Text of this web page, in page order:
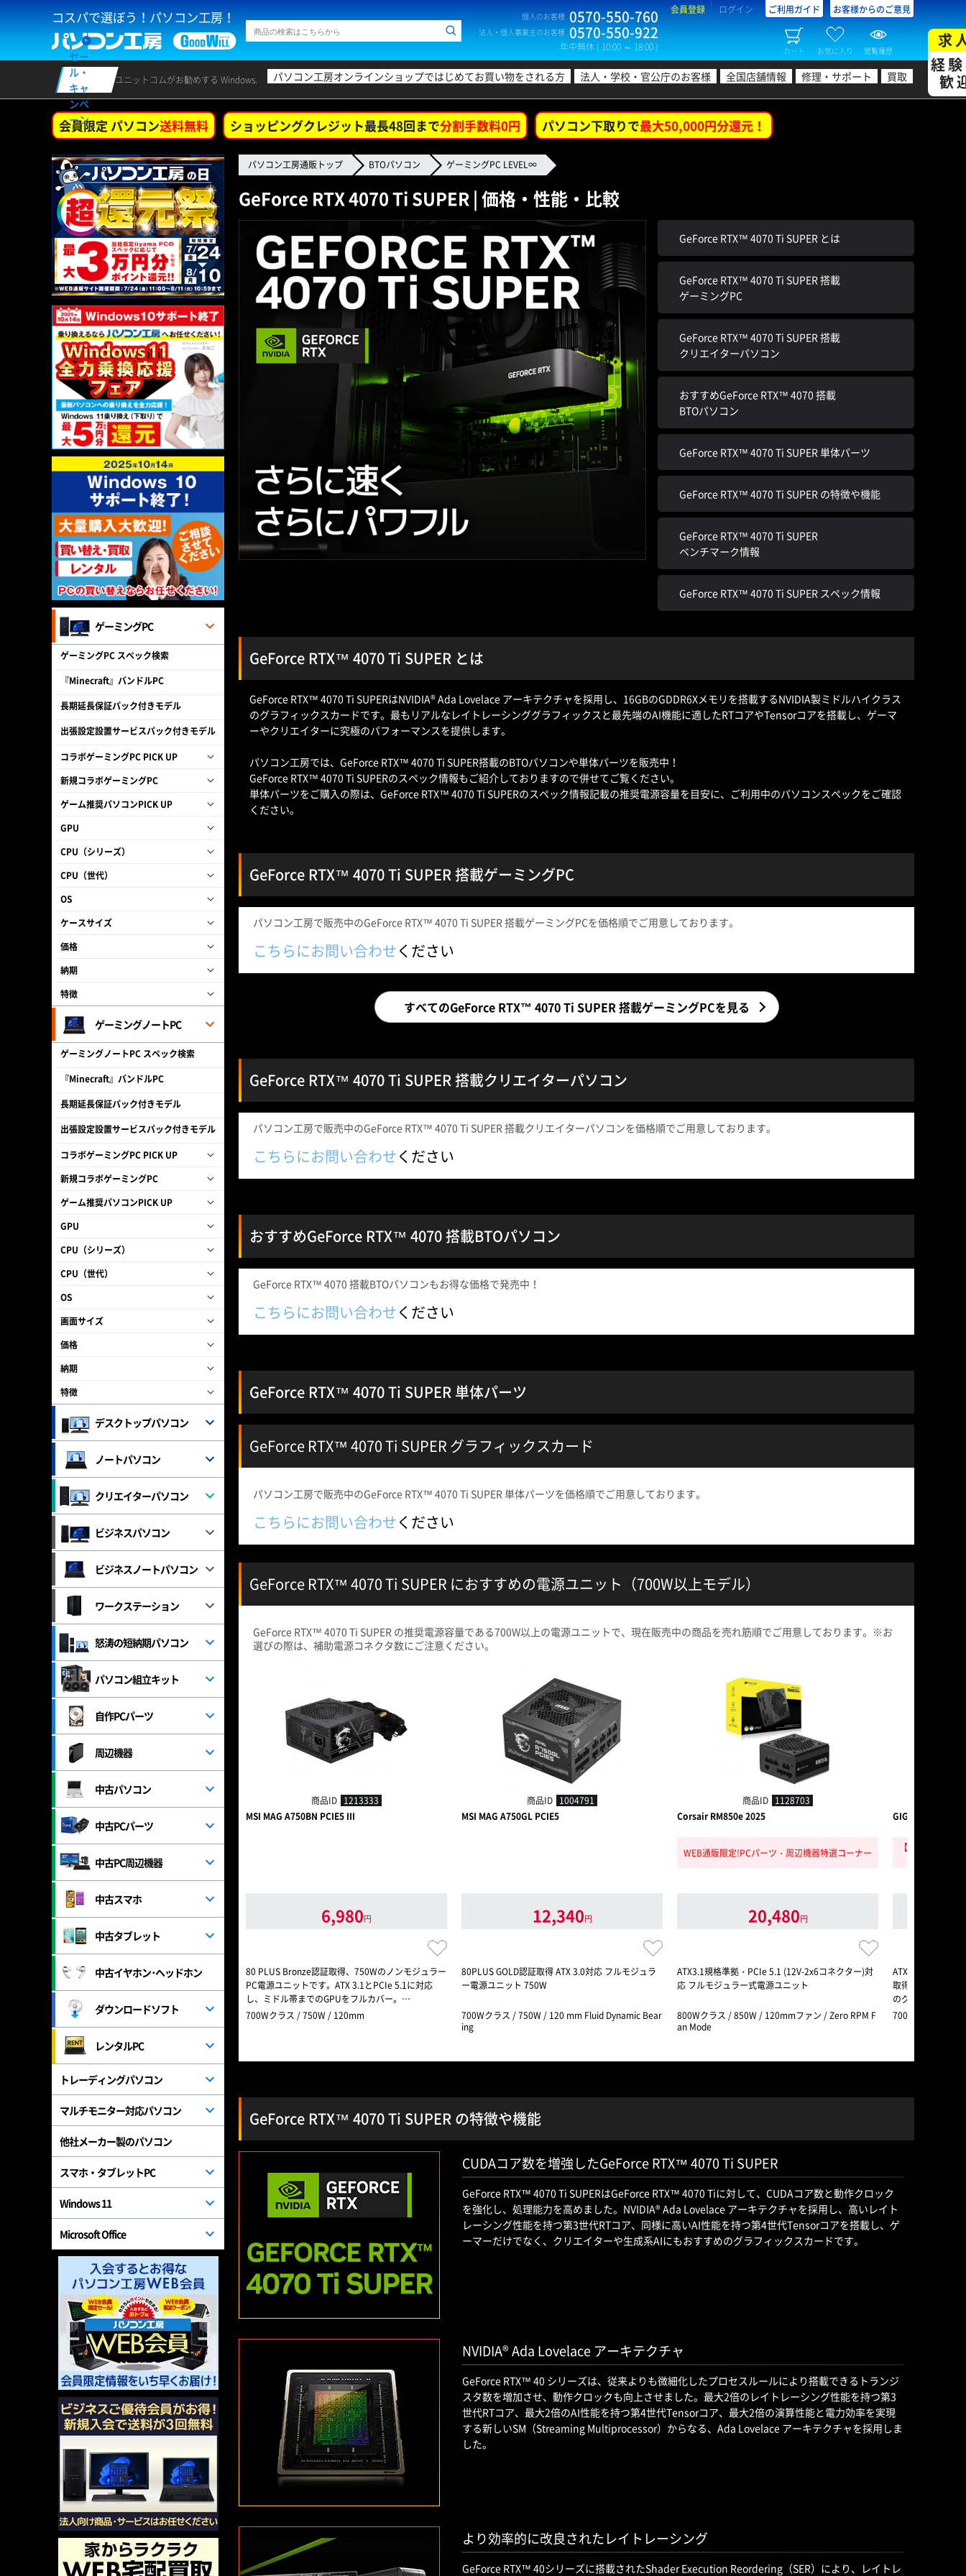
コスパで選ぼう！パソコン工房！ 個人のお客様 0570-550-760
法人・個人事業主のお客様 0570-550-922
年中無休 ( 10:00 ～ 18:00 )
会員登録 ログイン ご利用ガイド お客様からのご意見
カート お気に入り 閲覧履歴
セー
ル・
キャ
ンペ
ーン
ユニットコムがお勧めする Windows. パソコン工房オンラインショップではじめてお買い物をされる方 法人・学校・官公庁のお客様 全国店舗情報 修理・サポート 買取
求
経
歓
会員限定 パソコン送料無料 ショッピングクレジット最長48回まで分割手数料0円 パソコン下取りで最大50,000円分還元！
パソコン工房通販トップ BTOパソコン ゲーミングPC LEVEL∞
GeForce RTX 4070 Ti SUPER | 価格・性能・比較
GeForce RTX™ 4070 Ti SUPER とは
GeForce RTX™ 4070 Ti SUPER 搭載
ゲーミングPC
GeForce RTX™ 4070 Ti SUPER 搭載
クリエイターパソコン
おすすめGeForce RTX™ 4070 搭載
BTOパソコン
GeForce RTX™ 4070 Ti SUPER 単体パーツ
GeForce RTX™ 4070 Ti SUPER の特徴や機能
GeForce RTX™ 4070 Ti SUPER
ベンチマーク情報
GeForce RTX™ 4070 Ti SUPER スペック情報
GeForce RTX™ 4070 Ti SUPER とは
GeForce RTX™ 4070 Ti SUPERはNVIDIA® Ada Lovelace アーキテクチャを採用し、16GBのGDDR6Xメモリを搭載するNVIDIA製ミドルハイクラス
のグラフィックスカードです。最もリアルなレイトレーシンググラフィックスと最先端のAI機能に適したRTコアやTensorコアを搭載し、ゲーマ
ーやクリエイターに究極のパフォーマンスを提供します。
パソコン工房では、GeForce RTX™ 4070 Ti SUPER搭載のBTOパソコンや単体パーツを販売中！
GeForce RTX™ 4070 Ti SUPERのスペック情報もご紹介しておりますので併せてご覧ください。
単体パーツをご購入の際は、GeForce RTX™ 4070 Ti SUPERのスペック情報記載の推奨電源容量を目安に、ご利用中のパソコンスペックをご確認
ください。
GeForce RTX™ 4070 Ti SUPER 搭載ゲーミングPC
パソコン工房で販売中のGeForce RTX™ 4070 Ti SUPER 搭載ゲーミングPCを価格順でご用意しております。
こちらにお問い合わせください
すべてのGeForce RTX™ 4070 Ti SUPER 搭載ゲーミングPCを見る
GeForce RTX™ 4070 Ti SUPER 搭載クリエイターパソコン
パソコン工房で販売中のGeForce RTX™ 4070 Ti SUPER 搭載クリエイターパソコンを価格順でご用意しております。
こちらにお問い合わせください
おすすめGeForce RTX™ 4070 搭載BTOパソコン
GeForce RTX™ 4070 搭載BTOパソコンもお得な価格で発売中！
こちらにお問い合わせください
GeForce RTX™ 4070 Ti SUPER 単体パーツ
GeForce RTX™ 4070 Ti SUPER グラフィックスカード
パソコン工房で販売中のGeForce RTX™ 4070 Ti SUPER 単体パーツを価格順でご用意しております。
こちらにお問い合わせください
GeForce RTX™ 4070 Ti SUPER におすすめの電源ユニット（700W以上モデル）
GeForce RTX™ 4070 Ti SUPER の推奨電源容量である700W以上の電源ユニットで、現在販売中の商品を売れ筋順でご用意しております。※お
選びの際は、補助電源コネクタ数にご注意ください。
商品ID 1213333
MSI MAG A750BN PCIE5 III
6,980円
80 PLUS Bronze認証取得、750Wのノンモジュラー
PC電源ユニットです。ATX 3.1とPCIe 5.1に対応
し、ミドル帯までのGPUをフルカバー。…
700Wクラス / 750W / 120mm
商品ID 1004791
MSI MAG A750GL PCIE5
12,340円
80PLUS GOLD認証取得 ATX 3.0対応 フルモジュラ
ー電源ユニット 750W
700Wクラス / 750W / 120 mm Fluid Dynamic Bear
ing
商品ID 1128703
Corsair RM850e 2025
WEB通販限定!PCパーツ・周辺機器特選コーナー
20,480円
ATX3.1規格準拠・PCIe 5.1 (12V-2x6コネクター)対
応 フルモジュラー式電源ユニット
800Wクラス / 850W / 120mmファン / Zero RPM F
an Mode
GIGABYTE
【WEB会員限
ATX 3.1および
取得した750Wの
のグラフィック
700Wクラス /
GeForce RTX™ 4070 Ti SUPER の特徴や機能
CUDAコア数を増強したGeForce RTX™ 4070 Ti SUPER
GeForce RTX™ 4070 Ti SUPERはGeForce RTX™ 4070 Tiに対して、CUDAコア数と動作クロック
を強化し、処理能力を高めました。NVIDIA® Ada Lovelace アーキテクチャを採用し、高いレイト
レーシング性能を持つ第3世代RTコア、同様に高いAI性能を持つ第4世代Tensorコアを搭載し、ゲ
ーマーだけでなく、クリエイターや生成系AIにもおすすめのグラフィックスカードです。
NVIDIA® Ada Lovelace アーキテクチャ
GeForce RTX™ 40 シリーズは、従来よりも微細化したプロセスルールにより搭載できるトランジ
スタ数を増加させ、動作クロックも向上させました。最大2倍のレイトレーシング性能を持つ第3
世代RTコア、最大2倍のAI性能を持つ第4世代Tensorコア、最大2倍の演算性能と電力効率を実現
する新しいSM（Streaming Multiprocessor）からなる、Ada Lovelace アーキテクチャを採用しま
した。
より効率的に改良されたレイトレーシング
GeForce RTX™ 40シリーズに搭載されたShader Execution Reordering（SER）により、レイトレ
ゲーミングPC
ゲーミングPC スペック検索
『Minecraft』バンドルPC
長期延長保証パック付きモデル
出張設定設置サービスパック付きモデル
コラボゲーミングPC PICK UP
新規コラボゲーミングPC
ゲーム推奨パソコンPICK UP
GPU
CPU（シリーズ）
CPU（世代）
OS
ケースサイズ
価格
納期
特徴
ゲーミングノートPC
ゲーミングノートPC スペック検索
『Minecraft』バンドルPC
長期延長保証パック付きモデル
出張設定設置サービスパック付きモデル
コラボゲーミングPC PICK UP
新規コラボゲーミングPC
ゲーム推奨パソコンPICK UP
GPU
CPU（シリーズ）
CPU（世代）
OS
画面サイズ
価格
納期
特徴
デスクトップパソコン
ノートパソコン
クリエイターパソコン
ビジネスパソコン
ビジネスノートパソコン
ワークステーション
怒涛の短納期パソコン
パソコン組立キット
自作PCパーツ
周辺機器
中古パソコン
中古PCパーツ
中古PC周辺機器
中古スマホ
中古タブレット
中古イヤホン･ヘッドホン
ダウンロードソフト
レンタルPC
トレーディングパソコン
マルチモニター対応パソコン
他社メーカー製のパソコン
スマホ・タブレットPC
Windows 11
Microsoft Office